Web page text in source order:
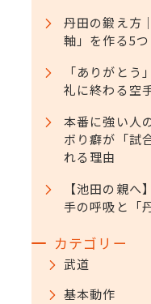
丹田の鍛え方
軸」を作る5
「ありがと
礼に終わる空
本番に強い人
ボり癖が「試
れる理由
【池田の親
手の呼吸と「
カテゴリー
武道
基本動作